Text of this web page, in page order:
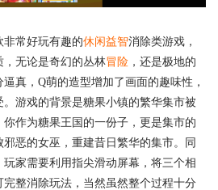
非常好玩有趣的休闲益智消除类游戏，
无论是奇幻的丛林冒险 ，还是极地的
真，Q萌的造型增加了画面的趣味性，
游戏的背景是糖果小镇的繁华集市被
作为糖果王国的一份子，更是集市的
恶的女巫，重建昔日繁华的集市。同
家需要利用指尖滑动屏幕，将三个相
整消除玩法，当然虽然整个过程十分